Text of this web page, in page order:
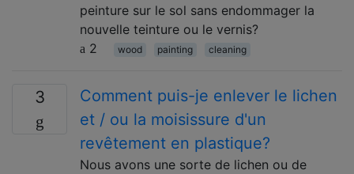
peinture sur le sol sans endommager la
nouvelle teinture ou le vernis?
2
wood painting cleaning
3
Comment puis-je enlever le lichen
et / ou la moisissure d'un
revêtement en plastique?
Nous avons une sorte de lichen ou de